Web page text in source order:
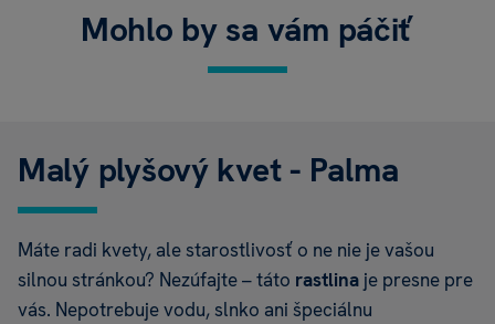
Mohlo by sa vám páčiť
Malý plyšový kvet - Palma
Máte radi kvety, ale starostlivosť o ne nie je vašou
silnou stránkou? Nezúfajte – táto rastlina je presne pre
vás. Nepotrebuje vodu, slnko ani špeciálnu